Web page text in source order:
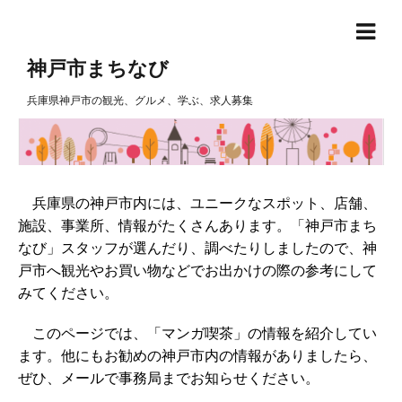
神戸市まちなび
兵庫県神戸市の観光、グルメ、学ぶ、求人募集
兵庫県の神戸市内には、ユニークなスポット、店舗、
施設、事業所、情報がたくさんあります。「神戸市まち
なび」スタッフが選んだり、調べたりしましたので、神
戸市へ観光やお買い物などでお出かけの際の参考にして
みてください。
このページでは、「マンガ喫茶」の情報を紹介してい
ます。他にもお勧めの神戸市内の情報がありましたら、
ぜひ、メールで事務局までお知らせください。